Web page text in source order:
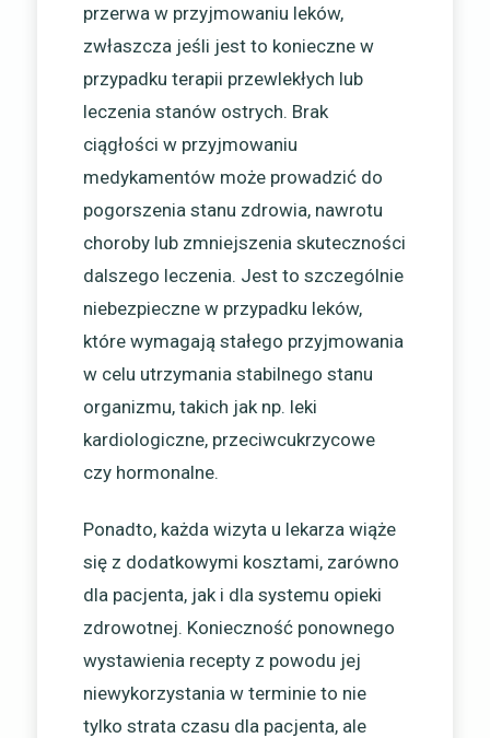
przerwa w przyjmowaniu leków,
zwłaszcza jeśli jest to konieczne w
przypadku terapii przewlekłych lub
leczenia stanów ostrych. Brak
ciągłości w przyjmowaniu
medykamentów może prowadzić do
pogorszenia stanu zdrowia, nawrotu
choroby lub zmniejszenia skuteczności
dalszego leczenia. Jest to szczególnie
niebezpieczne w przypadku leków,
które wymagają stałego przyjmowania
w celu utrzymania stabilnego stanu
organizmu, takich jak np. leki
kardiologiczne, przeciwcukrzycowe
czy hormonalne.
Ponadto, każda wizyta u lekarza wiąże
się z dodatkowymi kosztami, zarówno
dla pacjenta, jak i dla systemu opieki
zdrowotnej. Konieczność ponownego
wystawienia recepty z powodu jej
niewykorzystania w terminie to nie
tylko strata czasu dla pacjenta, ale